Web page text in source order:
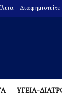
Διαφημιστείτε
ΥΓΕΙΑ-